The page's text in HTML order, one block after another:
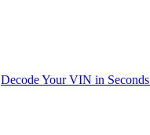
Decode Your VIN in Seconds